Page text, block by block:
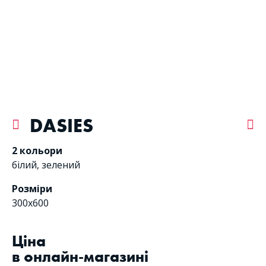
DASIES
2 кольори
білий, зелений
Розміри
300x600
Цiна
в онлайн-магазині